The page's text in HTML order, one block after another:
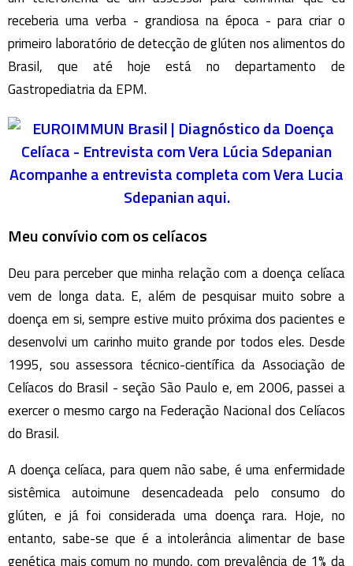
receberia uma verba - grandiosa na época - para criar o
primeiro laboratório de detecção de glúten nos alimentos do
Brasil, que até hoje está no departamento de
Gastropediatria da EPM.
Acompanhe a entrevista completa com Vera Lucia
Sdepanian aqui.
Meu convívio com os celíacos
Deu para perceber que minha relação com a doença celíaca
vem de longa data. E, além de pesquisar muito sobre a
doença em si, sempre estive muito próxima dos pacientes e
desenvolvi um carinho muito grande por todos eles. Desde
1995, sou assessora técnico-científica da Associação de
Celíacos do Brasil - seção São Paulo e, em 2006, passei a
exercer o mesmo cargo na Federação Nacional dos Celíacos
do Brasil.
A doença celíaca, para quem não sabe, é uma enfermidade
sistêmica autoimune desencadeada pelo consumo do
glúten, e já foi considerada uma doença rara. Hoje, no
entanto, sabe-se que é a intolerância alimentar de base
genética mais comum no mundo, com prevalência de 1% da